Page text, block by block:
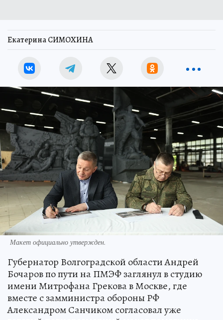
Екатерина СИМОХИНА
Макет официально утвержден.
Губернатор Волгоградской области Андрей
Бочаров по пути на ПМЭФ заглянул в студию
имени Митрофана Грекова в Москве, где
вместе с замминистра обороны РФ
Александром Санчиком согласовал уже